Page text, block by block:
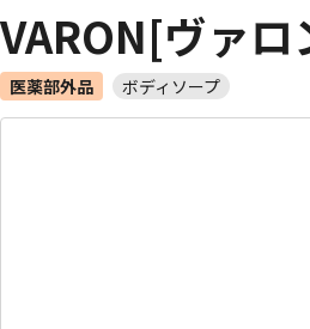
VARON[ヴァ
医薬部外品 ボディソープ